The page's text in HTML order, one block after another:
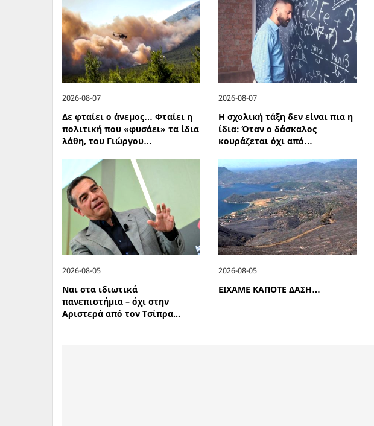
2026-08-07
Δε φταίει ο άνεμος… Φταίει η
πολιτική που «φυσάει» τα ίδια
λάθη, του Γιώργου…
2026-08-07
Η σχολική τάξη δεν είναι πια η
ίδια: Όταν ο δάσκαλος
κουράζεται όχι από…
2026-08-05
Ναι στα ιδιωτικά
πανεπιστήμια – όχι στην
Αριστερά από τον Τσίπρα...
2026-08-05
ΕΙΧΑΜΕ ΚΑΠΟΤΕ ΔΑΣΗ…